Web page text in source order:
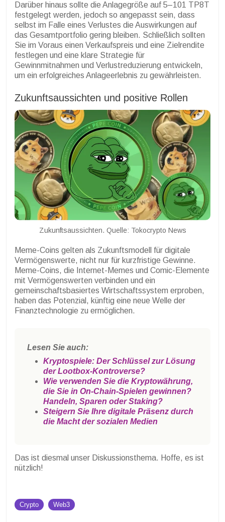
Darüber hinaus sollte die Anlagegröße auf 5–101 TP8T
festgelegt werden, jedoch so angepasst sein, dass
selbst im Falle eines Verlustes die Auswirkungen auf
das Gesamtportfolio gering bleiben. Schließlich sollten
Sie im Voraus einen Verkaufspreis und eine Zielrendite
festlegen und eine klare Strategie für
Gewinnmitnahmen und Verlustreduzierung entwickeln,
um ein erfolgreiches Anlageerlebnis zu gewährleisten.
Zukunftsaussichten und positive Rollen
Zukunftsaussichten. Quelle: Tokocrypto News
Meme-Coins gelten als Zukunftsmodell für digitale
Vermögenswerte, nicht nur für kurzfristige Gewinne.
Meme-Coins, die Internet-Memes und Comic-Elemente
mit Vermögenswerten verbinden und ein
gemeinschaftsbasiertes Wirtschaftssystem erproben,
haben das Potenzial, künftig eine neue Welle der
Finanztechnologie zu ermöglichen.
Lesen Sie auch:
Kryptospiele: Der Schlüssel zur Lösung
der Lootbox-Kontroverse?
Wie verwenden Sie die Kryptowährung,
die Sie in On-Chain-Spielen gewinnen?
Handeln, Sparen oder Staking?
Steigern Sie Ihre digitale Präsenz durch
die Macht der sozialen Medien
Das ist diesmal unser Diskussionsthema. Hoffe, es ist
nützlich!
Crypto Web3